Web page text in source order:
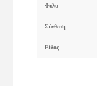
Φύλο
Σύνθεση
Είδος